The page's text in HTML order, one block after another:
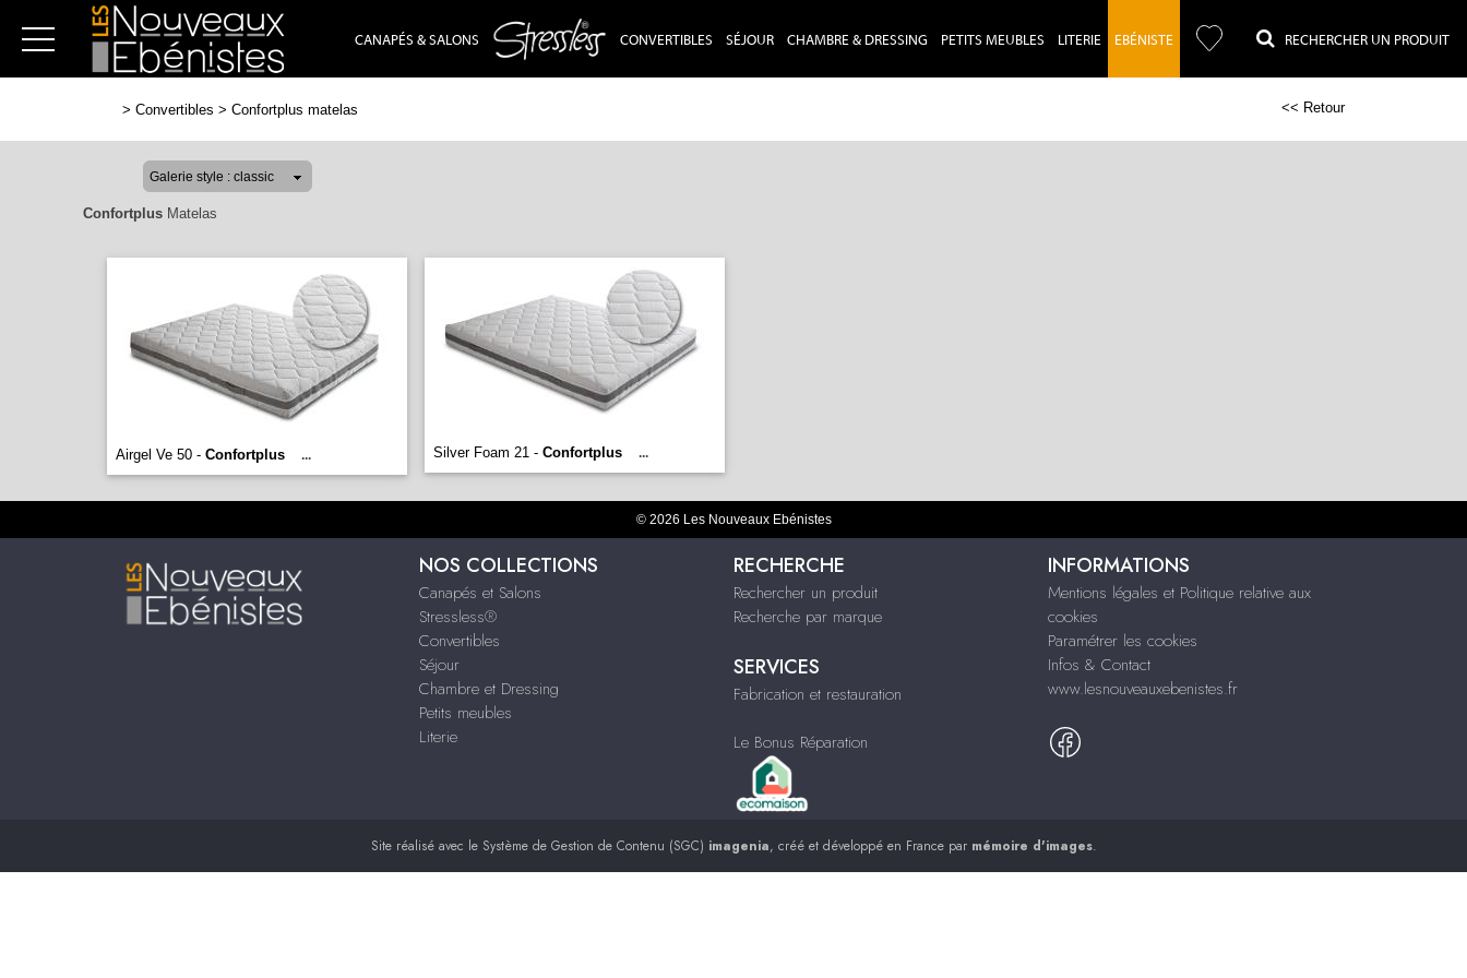
CANAPÉS & SALONS CONVERTIBLES SÉJOUR CHAMBRE & DRESSING PETITS MEUBLES LITERIE EBÉNISTE RECHERCHER UN PRODUIT
> Convertibles > Confortplus matelas << Retour
Confortplus Matelas
Airgel Ve 50 - Confortplus ... Silver Foam 21 - Confortplus ...
© 2026 Les Nouveaux Ebénistes
NOS COLLECTIONS
Canapés et Salons
Stressless®
Convertibles
Séjour
Chambre et Dressing
Petits meubles
Literie
RECHERCHE
Rechercher un produit
Recherche par marque
SERVICES
Fabrication et restauration
Le Bonus Réparation
INFORMATIONS
Mentions légales et Politique relative aux
cookies
Paramétrer les cookies
Infos & Contact
www.lesnouveauxebenistes.fr
Site réalisé avec le Système de Gestion de Contenu (SGC) imagenia, créé et développé en France par mémoire d'images.